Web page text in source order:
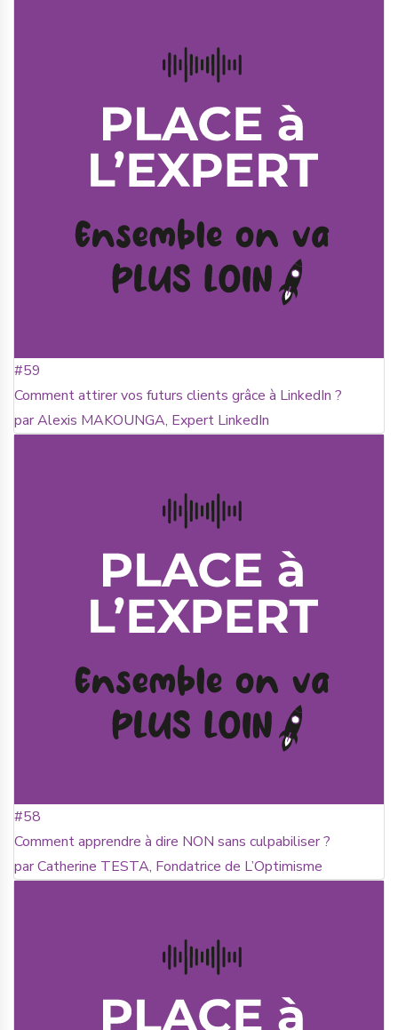
#59
Comment attirer vos futurs clients grâce à LinkedIn ?
par Alexis MAKOUNGA, Expert LinkedIn
#58
Comment apprendre à dire NON sans culpabiliser ?
par Catherine TESTA, Fondatrice de L’Optimisme